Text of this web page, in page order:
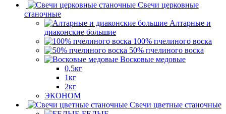
Свечи церковные
станочные
Алтарные и
диаконские большие
100% пчелиного воска
50% пчелиного воска
Восковые медовые
0,5кг
1кг
2кг
ЭКОНОМ
Свечи цветные станочные